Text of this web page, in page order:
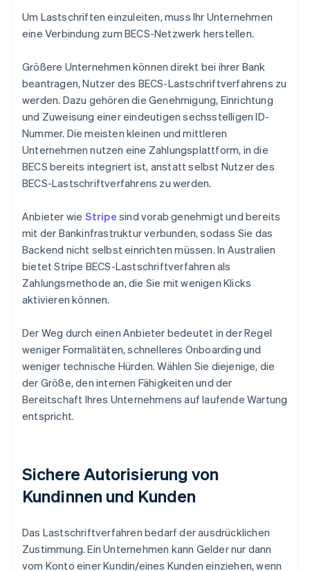
Um Lastschriften einzuleiten, muss Ihr Unternehmen
eine Verbindung zum BECS-Netzwerk herstellen.
Größere Unternehmen können direkt bei ihrer Bank
beantragen, Nutzer des BECS-Lastschriftverfahrens zu
werden. Dazu gehören die Genehmigung, Einrichtung
und Zuweisung einer eindeutigen sechsstelligen ID-
Nummer. Die meisten kleinen und mittleren
Unternehmen nutzen eine Zahlungsplattform, in die
BECS bereits integriert ist, anstatt selbst Nutzer des
BECS-Lastschriftverfahrens zu werden.
Anbieter wie Stripe sind vorab genehmigt und bereits
mit der Bankinfrastruktur verbunden, sodass Sie das
Backend nicht selbst einrichten müssen. In Australien
bietet Stripe BECS-Lastschriftverfahren als
Zahlungsmethode an, die Sie mit wenigen Klicks
aktivieren können.
Der Weg durch einen Anbieter bedeutet in der Regel
weniger Formalitäten, schnelleres Onboarding und
weniger technische Hürden. Wählen Sie diejenige, die
der Größe, den internen Fähigkeiten und der
Bereitschaft Ihres Unternehmens auf laufende Wartung
entspricht.
Sichere Autorisierung von
Kundinnen und Kunden
Das Lastschriftverfahren bedarf der ausdrücklichen
Zustimmung. Ein Unternehmen kann Gelder nur dann
vom Konto einer Kundin/eines Kunden einziehen, wenn